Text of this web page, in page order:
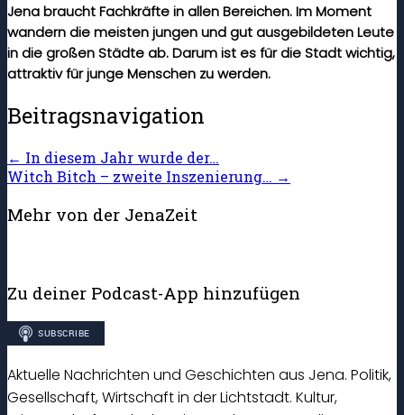
Jena braucht Fachkräfte in allen Bereichen. Im Moment
wandern die meisten jungen und gut ausgebildeten Leute
in die großen Städte ab. Darum ist es für die Stadt wichtig,
attraktiv für junge Menschen zu werden.
Beitragsnavigation
← In diesem Jahr wurde der…
Witch Bitch – zweite Inszenierung… →
Mehr von der JenaZeit
Zu deiner Podcast-App hinzufügen
Aktuelle Nachrichten und Geschichten aus Jena. Politik,
Gesellschaft, Wirtschaft in der Lichtstadt. Kultur,